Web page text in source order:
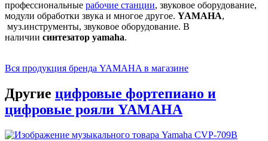
профессиональные рабочие станции, звуковое оборудование,
модули обработки звука и многое другое. YAMAHA,
муз.инструменты, звуковое оборудование. В
наличии синтезатор yamaha.
Вся продукция бренда YAMAHA в магазине
Другие цифровые фортепиано и
цифровые рояли YAMAHA